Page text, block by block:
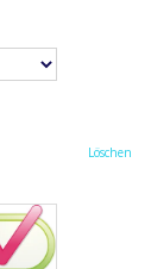
Löschen